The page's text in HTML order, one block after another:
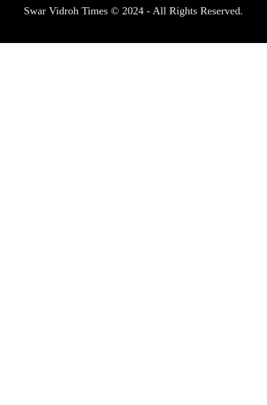
Swar Vidroh Times © 2024 - All Rights Reserved.